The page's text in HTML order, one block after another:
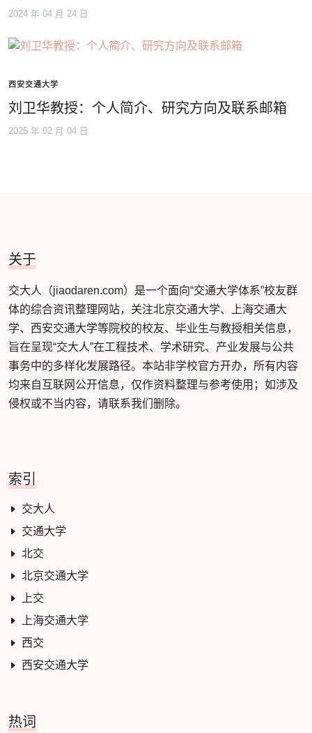
2024 年 04 月 24 日
西安交通大学
刘卫华教授：个人简介、研究方向及联系邮箱
2025 年 02 月 04 日
关于
交大人（jiaodaren.com）是一个面向“交通大学体系”校友群
体的综合资讯整理网站，关注北京交通大学、上海交通大
学、西安交通大学等院校的校友、毕业生与教授相关信息，
旨在呈现“交大人”在工程技术、学术研究、产业发展与公共
事务中的多样化发展路径。本站非学校官方开办，所有内容
均来自互联网公开信息，仅作资料整理与参考使用；如涉及
侵权或不当内容，请联系我们删除。
索引
交大人
交通大学
北交
北京交通大学
上交
上海交通大学
西交
西安交通大学
热词